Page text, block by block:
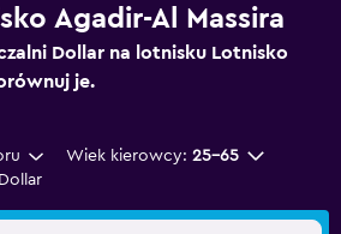
Agadir-Al Massira
Dollar na lotnisku Lotnisko
je.
Wiek kierowcy: 25-65